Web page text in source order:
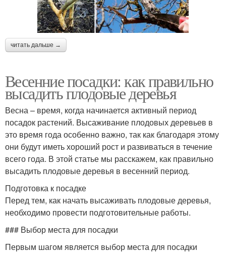
читать дальше →
Весенние посадки: как правильно
высадить плодовые деревья
Весна – время, когда начинается активный период
посадок растений. Высаживание плодовых деревьев в
это время года особенно важно, так как благодаря этому
они будут иметь хороший рост и развиваться в течение
всего года. В этой статье мы расскажем, как правильно
высадить плодовые деревья в весенний период.
Подготовка к посадке
Перед тем, как начать высаживать плодовые деревья,
необходимо провести подготовительные работы.
### Выбор места для посадки
Первым шагом является выбор места для посадки